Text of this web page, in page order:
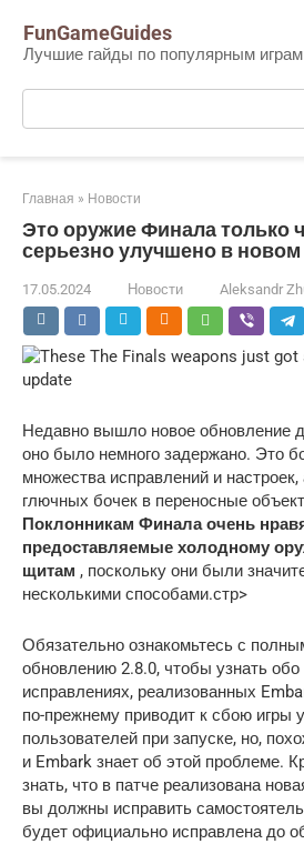
контенту
FunGameGuides
Лучшие гайды по популярным играм
Поиск:
Главная » Новости
Это оружие Финала только
серьезно улучшено в
17.05.2024 Новости Aleksandr
Недавно вышло новое обновление
оно было немного задержано. Это
множества исправлений и
глючных бочек в переносные
Поклонникам Финала очень
предоставляемые холодному
щитам , поскольку они были
несколькими способами.стр>
Обязательно ознакомьтесь с
обновлению 2.8.0, чтобы узнать
исправлениях, реализованных
по-прежнему приводит к сбою игры
пользователей при запуске, но,
и Embark знает об этой проблеме.
знать, что в патче реализована
вы должны исправить
будет официально исправлена ​​до